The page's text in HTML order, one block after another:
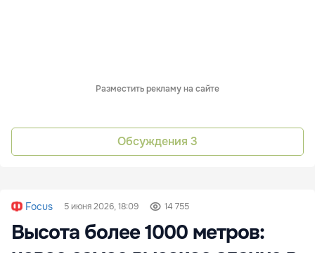
Разместить рекламу на сайте
Обсуждения 3
Focus 5 июня 2026, 18:09 14 755
Высота более 1000 метров: